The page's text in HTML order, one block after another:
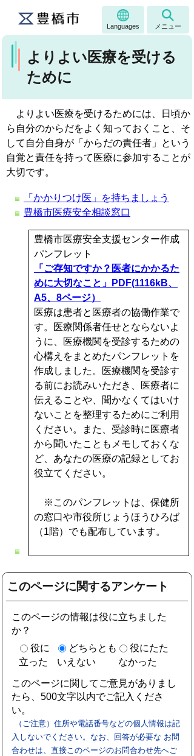
Languages メニュー
よりよい医療を受ける
ために
よりよい医療を受けるためには、日頃か
ら自分のからだをよく知っておくこと、そ
して自分自身が「からだの責任者」という
自覚と責任を持って医療に参加することが
大切です。
「かかりつけ医」を持ちましょう
豊橋市医療安全相談窓口
豊橋市医療安全支援センター作成
パンフレット
「ご存知ですか？医者にかかるた
めに大切なこと」PDF(1116kB、
A5、8ページ）
医療は患者と医療者の協働作業で
す。医療関係者任せとならないよ
うに、医療機関を受診するための
心構えをまとめたパンフレットを
作成しました。医療機関を受診す
る前にお読みいただき、医療者に
伝えることや、聞かなくてはいけ
ないことを整理するためにご利用
ください。また、受診時に医療者
から聞いたこともメモしておくな
ど、あなたの医療の記録としてお
役立てください。
※このパンフレットは、保健所
の窓口や市役所じょうほうひろば
（1階）でも配布しています。
このページに関するアンケート
このページの情報は役に立ちました
か？
役に
立った
どちらとも
いえない
役にたた
なかった
このページに関してご意見がありまし
たら、500文字以内でご記入くださ
い。
（ご注意）住所や電話番号などの個人情報は記
入しないでください。なお、回答が必要な お問
合わせは、直接このページのお問合わせ先へご